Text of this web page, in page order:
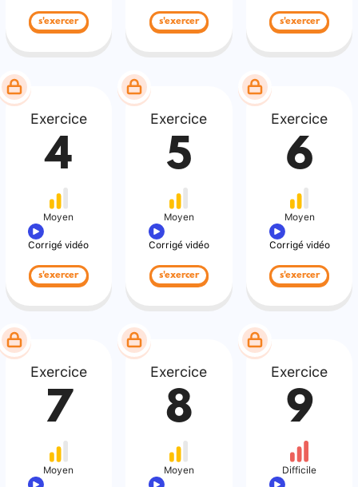
s'exercer s'exercer s'exercer
Exercice
4
Moyen
Corrigé vidéo
s'exercer
Exercice
5
Moyen
Corrigé vidéo
s'exercer
Exercice
6
Moyen
Corrigé vidéo
s'exercer
Exercice
7
Moyen
Exercice
8
Moyen
Exercice
9
Difficile